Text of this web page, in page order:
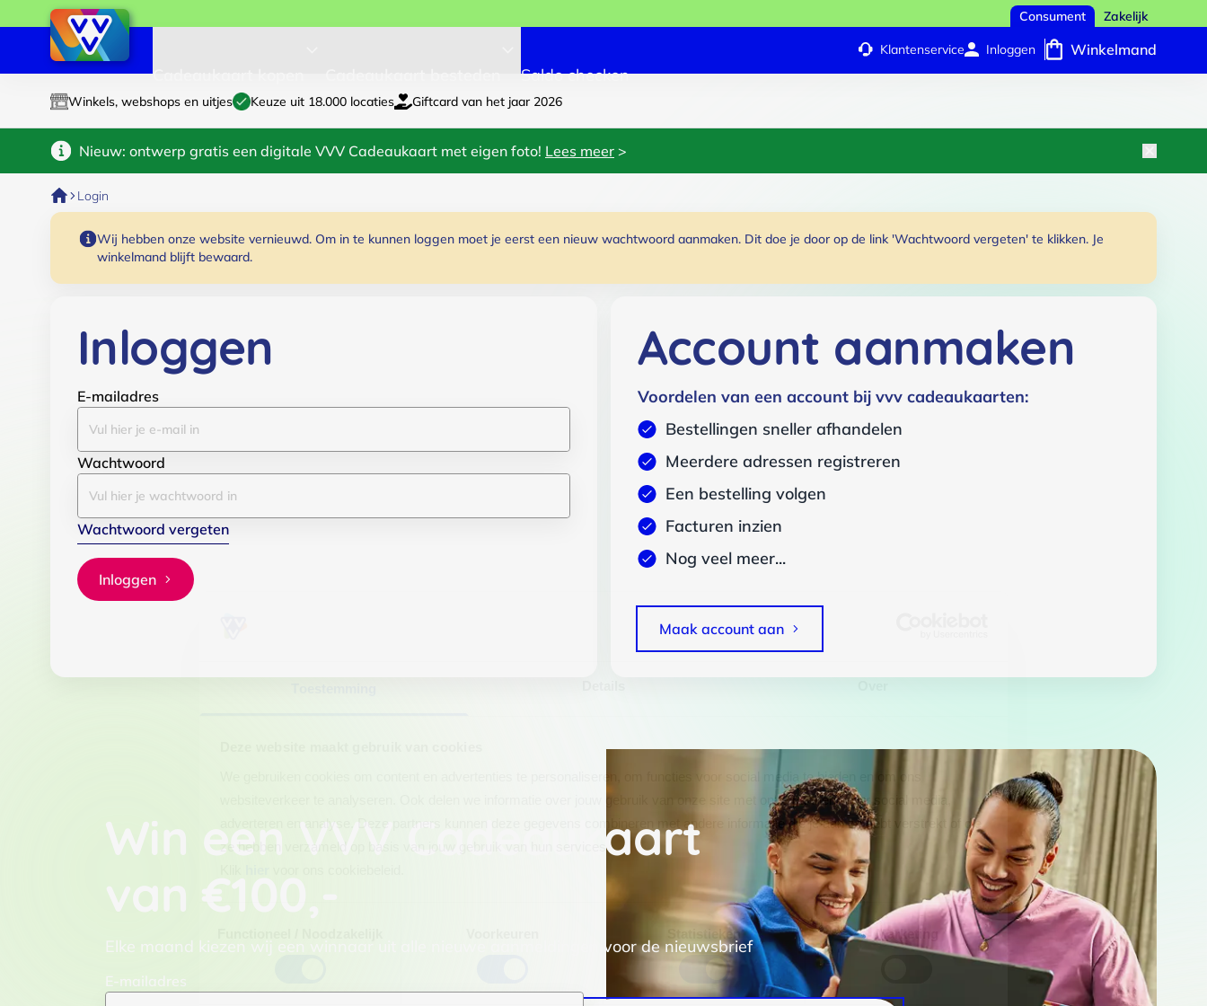
We gebruiken cookies om content en advertenties te personaliseren, om functies voor social media te bieden en om ons
websiteverkeer te analyseren. Ook delen we informatie over jouw gebruik van onze site met onze partners voor social media,
adverteren en analyse. Deze partners kunnen deze gegevens combineren met andere informatie die je aan ze hebt verstrekt of die
ze hebben verzameld op basis van jouw gebruik van hun services.
Toestemmingsselectie
Statistieken Marketing
Consument Zakelijk
Saldo checken
Klantenservice Inloggen Winkelmand
Winkels, webshops en uitjes Keuze uit 18.000 locaties Giftcard van het jaar 2026
Nieuw: ontwerp gratis een digitale VVV Cadeaukaart met eigen foto! Lees meer >
Login
Wij hebben onze website vernieuwd. Om in te kunnen loggen moet je eerst een nieuw wachtwoord aanmaken. Dit doe je door op de link 'Wachtwoord vergeten' te klikken. Je
winkelmand blijft bewaard.
Inloggen
E-mailadres
Wachtwoord
Wachtwoord vergeten
Inloggen
Account aanmaken
Voordelen van een account bij vvv cadeaukaarten:
Bestellingen sneller afhandelen
Meerdere adressen registreren
Een bestelling volgen
Facturen inzien
Nog veel meer...
Maak account aan
Win een VVV Cadeaukaart
van €100,-
Elke maand kiezen wij een winnaar uit alle nieuwe aanmeldingen voor de nieuwsbrief
E-mailadres